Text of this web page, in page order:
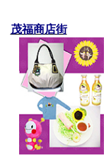
茂福商店街